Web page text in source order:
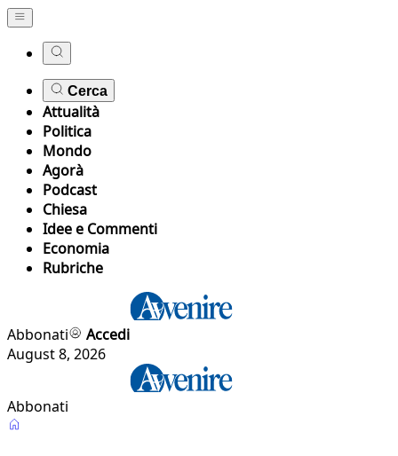
Cerca
Attualità
Politica
Mondo
Agorà
Podcast
Chiesa
Idee e Commenti
Economia
Rubriche
Abbonati
Accedi
August 8, 2026
Abbonati